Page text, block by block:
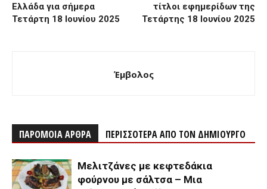
Ελλάδα για σήμερα
Τετάρτη 18 Ιουνίου 2025
τίτλοι εφημερίδων της
Τετάρτης 18 Ιουνίου 2025
Έμβολος
ΠΑΡΟΜΟΙΑ ΑΡΘΡΑ ΠΕΡΙΣΣΟΤΕΡΑ ΑΠΟ ΤΟΝ ΔΗΜΙΟΥΡΓΟ
Μελιτζάνες με κεφτεδάκια
φούρνου με σάλτσα – Μια